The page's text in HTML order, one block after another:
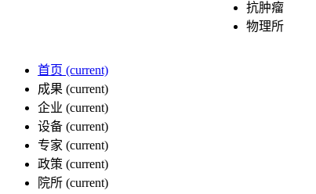
抗肿瘤
物理所
首页 (current)
成果 (current)
企业 (current)
设备 (current)
专家 (current)
政策 (current)
院所 (current)